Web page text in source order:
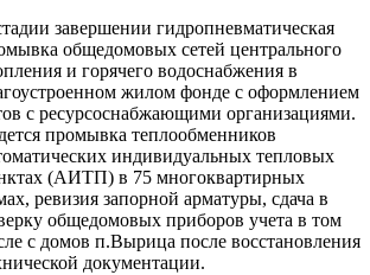
завершении гидропневматическая
общедомовых сетей центрального
и горячего водоснабжения в
жилом фонде с оформлением
с ресурсоснабжающими организациями.
промывка теплообменников
индивидуальных тепловых
(АИТП) в 75 многоквартирных
ревизия запорной арматуры, сдача в
общедомовых приборов учета в том
с домов п.Вырица после восстановления
документации.